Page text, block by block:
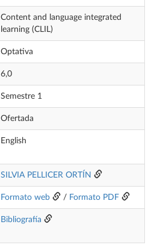
Content and language integrated
learning (CLIL)
Optativa
6,0
Semestre 1
Ofertada
English
SILVIA PELLICER ORTÍN
Formato web / Formato PDF
Bibliografía